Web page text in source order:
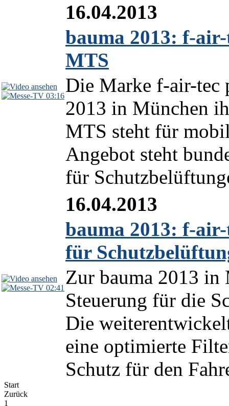
03:16
16.04.2013
bauma 2013: f-
MTS
Die Marke f-air-tec
2013 in München
MTS steht für
Angebot steht
für
02:41
16.04.2013
bauma 2013: f-
für
Zur bauma 2013 in
Steuerung für die
Die
eine optimierte
Schutz für den
Start
Zurück
1